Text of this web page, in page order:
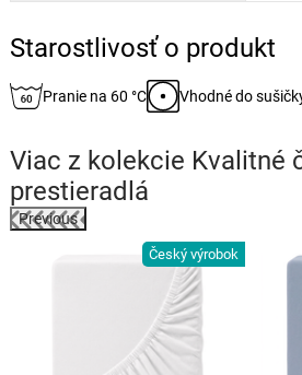
Starostlivosť o produkt
Pranie na 60 °C Vhodné do
Viac z kolekcie Kvalitné
prestieradlá
Previous
Český výrobok